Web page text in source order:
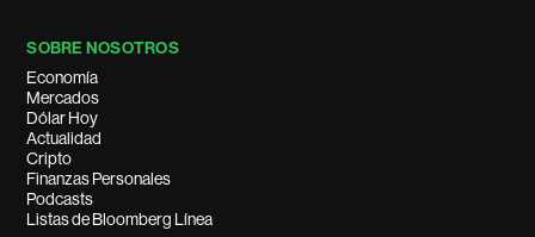
SOBRE NOSOTROS
Economía
Mercados
Dólar Hoy
Actualidad
Cripto
Finanzas Personales
Podcasts
Listas de Bloomberg Línea